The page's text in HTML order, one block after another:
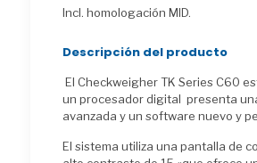
Incl. homologación MID.
Descripción del producto
El Checkweigher TK Series C60
un procesador digital presenta
avanzada y un software nuevo y
El sistema utiliza una pantalla de